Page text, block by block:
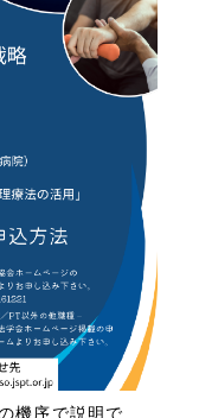
機序で説明で